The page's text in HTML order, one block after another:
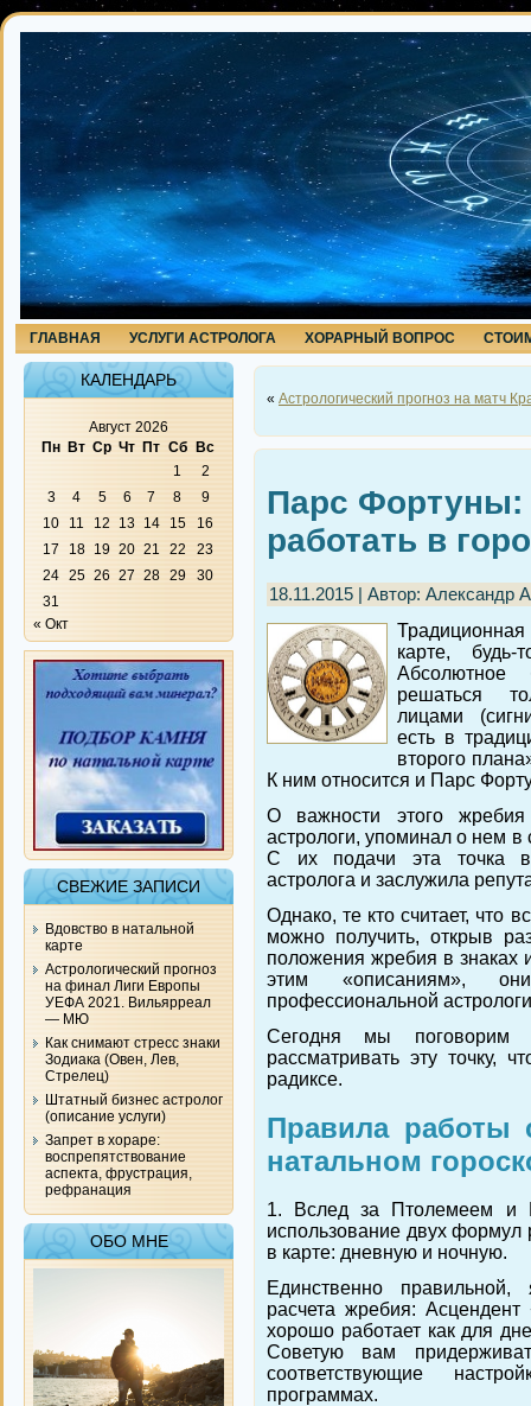
ГЛАВНАЯ УСЛУГИ АСТРОЛОГА ХОРАРНЫЙ ВОПРОС
КАЛЕНДАРЬ
Август 2026
Пн Вт Ср Чт Пт Сб
Вс
1
2
3
4 5 6 7 8
9
10
11 12 13 14 15
16
17
18 19 20 21 22
23
24 25 26 27 28 29
30
31
« Окт
СВЕЖИЕ ЗАПИСИ
Вдовство в натальной
карте
Астрологический прогноз
на финал Лиги Европы
УЕФА 2021. Вильярреал
— МЮ
Как снимают стресс знаки
Зодиака (Овен, Лев,
Стрелец)
Штатный бизнес астролог
(описание услуги)
Запрет в хораре:
воспрепятствование
аспекта, фрустрация,
рефранация
ОБО МНЕ
« Астрологический прогноз на матч
Парс Фортуны:
работать в
18.11.2015 | Автор: Александр
Традиционная
карте,
Абсолютное
решаться
лицами
есть в
второго
К ним относится и Парс
О важности этого
астрологи, упоминал о нем
С их подачи эта точка
астролога и заслужила
Однако, те кто считает,
можно получить, открыв
положения жребия в знаках
этим «описаниям»,
профессиональной
Сегодня мы поговорим
рассматривать эту точку,
радиксе.
Правила
натальном
1. Вслед за Птолемеем и
использование двух
в карте: дневную и ночную.
Единственно правильной,
расчета жребия:
хорошо работает как для
Советую вам
соответствующие
программах.